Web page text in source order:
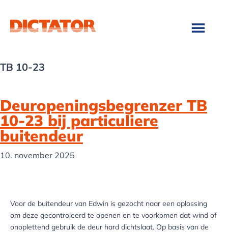
naar
inhoud
naar
TB 10-23
Deuropeningsbegrenzer TB
10-23 bij particuliere
buitendeur
10. november 2025
Voor de buitendeur van Edwin is gezocht naar een oplossing
om deze gecontroleerd te openen en te voorkomen dat wind of
onoplettend gebruik de deur hard dichtslaat. Op basis van de